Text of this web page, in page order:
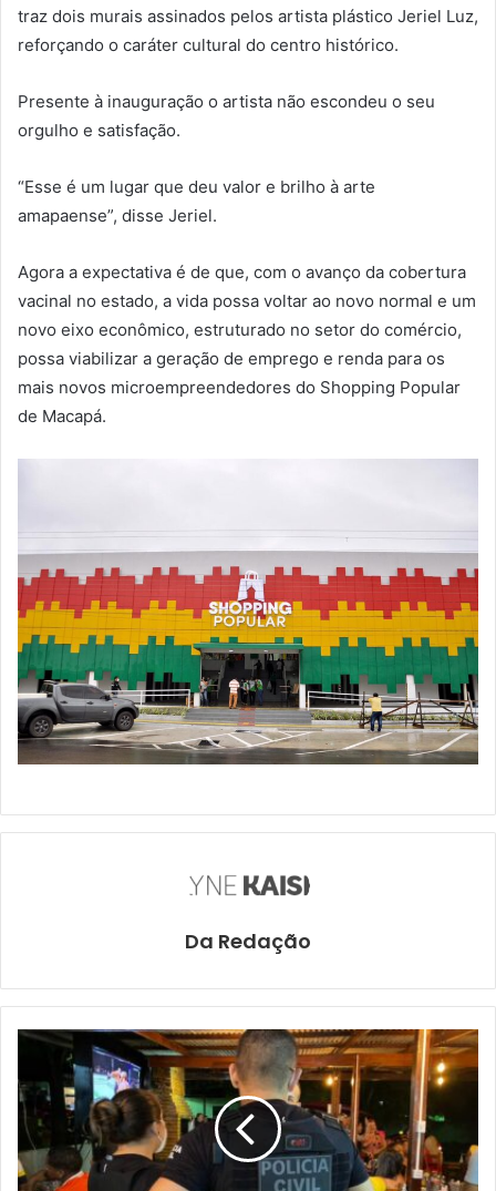
traz dois murais assinados pelos artista plástico Jeriel Luz,
reforçando o caráter cultural do centro histórico.
Presente à inauguração o artista não escondeu o seu
orgulho e satisfação.
“Esse é um lugar que deu valor e brilho à arte
amapaense”, disse Jeriel.
Agora a expectativa é de que, com o avanço da cobertura
vacinal no estado, a vida possa voltar ao novo normal e um
novo eixo econômico, estruturado no setor do comércio,
possa viabilizar a geração de emprego e renda para os
mais novos microempreendedores do Shopping Popular
de Macapá.
Da Redação